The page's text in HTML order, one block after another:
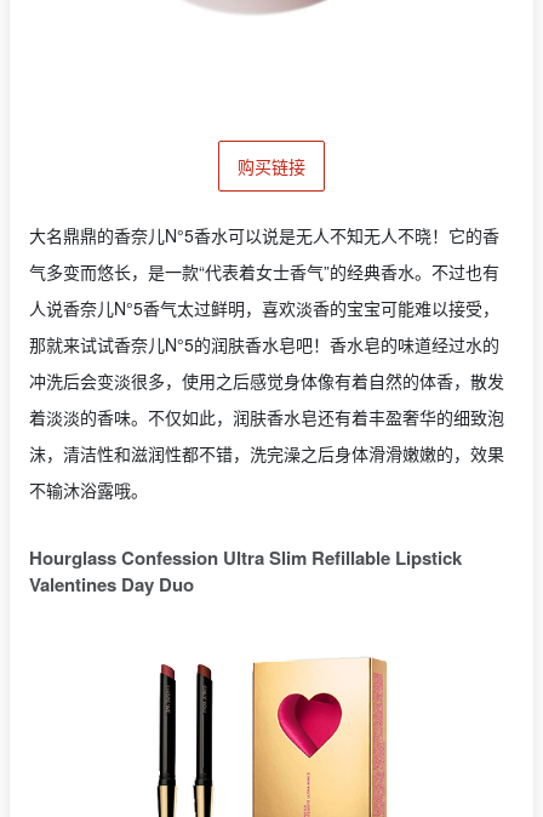
购买链接
大名鼎鼎的香奈儿N°5香水可以说是无人不知无人不晓！它的香
气多变而悠长，是一款“代表着女士香气”的经典香水。不过也有
人说香奈儿N°5香气太过鲜明，喜欢淡香的宝宝可能难以接受，
那就来试试香奈儿N°5的润肤香水皂吧！香水皂的味道经过水的
冲洗后会变淡很多，使用之后感觉身体像有着自然的体香，散发
着淡淡的香味。不仅如此，润肤香水皂还有着丰盈奢华的细致泡
沫，清洁性和滋润性都不错，洗完澡之后身体滑滑嫩嫩的，效果
不输沐浴露哦。
Hourglass Confession Ultra Slim Refillable Lipstick
Valentines Day Duo